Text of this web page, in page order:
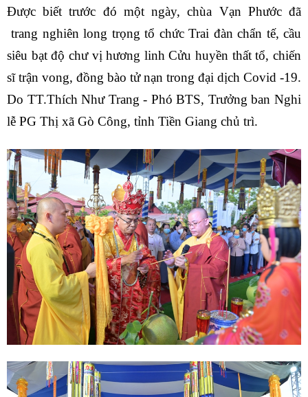
Được biết trước đó một ngày, chùa Vạn Phước đã
trang nghiên long trọng tổ chức Trai đàn chẩn tế, cầu
siêu bạt độ chư vị hương linh Cửu huyền thất tổ, chiến
sĩ trận vong, đồng bào tử nạn trong đại dịch Covid -19.
Do TT.Thích Như Trang - Phó BTS, Trưởng ban Nghi
lễ PG Thị xã Gò Công, tỉnh Tiền Giang chủ trì.